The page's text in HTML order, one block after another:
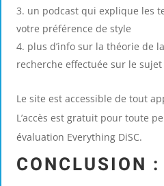
un podcast qui explique les
votre préférence de style
plus d’info sur la théorie de
recherche effectuée sur le sujet
Le site est accessible de tout
L’accès est gratuit pour toute
évaluation Everything DiSC.
CONCLUSION :